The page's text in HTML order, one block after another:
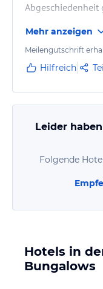
Abgeschiedenheit
Bungalows.
Mehr anzeigen
Meilengutschrift
Hilfreich
Leider
Folgende
Hotels in
Bungalows